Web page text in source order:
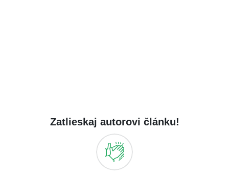
Zatlieskaj autorovi článku!